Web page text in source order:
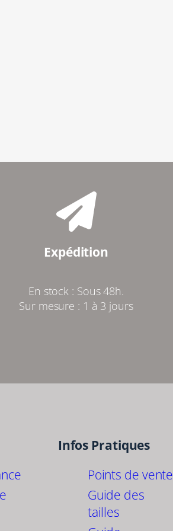
Expédition
En stock : Sous 48h.
Sur mesure : 1 à 3 jours
Infos Pratiques
Points de vente
Guide des
tailles